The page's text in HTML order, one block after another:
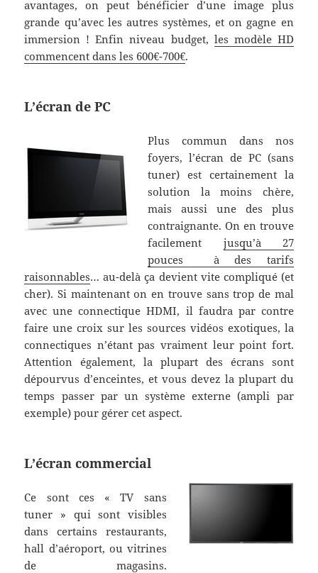
avantages, on peut bénéficier d’une image plus
grande qu’avec les autres systèmes, et on gagne en
immersion ! Enfin niveau budget, les modèle HD
commencent dans les 600€-700€.
L’écran de PC
Plus commun dans nos
foyers, l’écran de PC (sans
tuner) est certainement la
solution la moins chère,
mais aussi une des plus
contraignante. On en trouve
facilement jusqu’à 27
pouces à des tarifs
raisonnables… au-delà ça devient vite compliqué (et
cher). Si maintenant on en trouve sans trop de mal
avec une connectique HDMI, il faudra par contre
faire une croix sur les sources vidéos exotiques, la
connectiques n’étant pas vraiment leur point fort.
Attention également, la plupart des écrans sont
dépourvus d’enceintes, et vous devez la plupart du
temps passer par un système externe (ampli par
exemple) pour gérer cet aspect.
L’écran commercial
Ce sont ces « TV sans
tuner » qui sont visibles
dans certains restaurants,
hall d’aéroport, ou vitrines
de magasins.